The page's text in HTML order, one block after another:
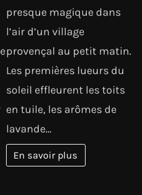
presque magique dans
l’air d’un village
provençal au petit matin.
Les premières lueurs du
soleil effleurent les toits
en tuile, les arômes de
lavande…
En savoir plus